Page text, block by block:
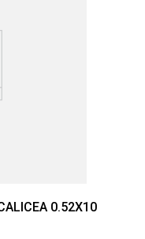
0.52X10